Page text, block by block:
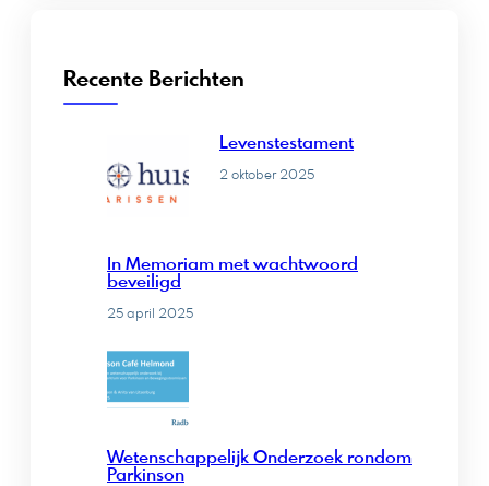
Recente Berichten
Levenstestament
2 oktober 2025
In Memoriam met wachtwoord
beveiligd
25 april 2025
Wetenschappelijk Onderzoek rondom
Parkinson